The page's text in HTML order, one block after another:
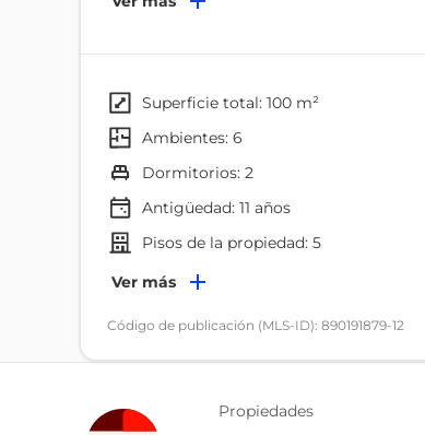
Comedor
1 dormitorio Master con su baño completo
1 Dormitorio
1 baño completo
1 Balcón
1 Parqueadero
El Edificio cuenta con:
Guardianía
Ascensor
Piscina
superficie total: 100 m²
ambientes: 6
dormitorios: 2
Antigüedad: 11 años
pisos de la propiedad: 5
Ambientes
Dormitorio
Cocina
Amenities
Ver más
Código de publicación (MLS-ID): 890191879-12
Propiedades